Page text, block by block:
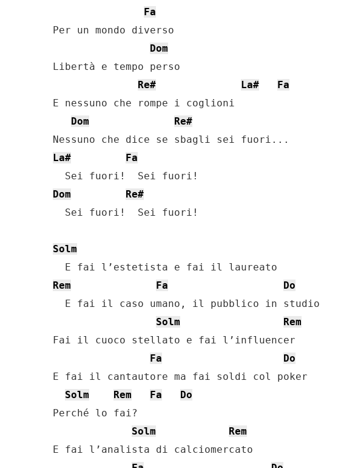
Fa
Per un mondo diverso
Dom
Libertà e tempo perso
Re#
La#
Fa
E nessuno che rompe i coglioni
Dom
Re#
La#
Fa
Dom
Re#
  Sei fuori!  Sei fuori!
Solm
Rem
Fa
Do
  E fai il caso umano, il pubblico in studio
Solm
Rem
Fai il cuoco stellato e fai l’influencer
Fa
Do
E fai il cantautore ma fai soldi col poker
Solm
Rem Fa
Do
Perché lo fai?
Solm
Rem
E fai l’analista di calciomercato